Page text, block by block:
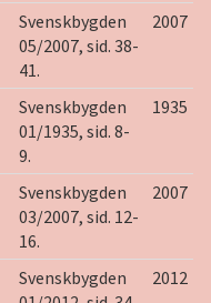
Svenskbygden
05/2007, sid. 38-
41.
2007
Svenskbygden
01/1935, sid. 8-
9.
1935
Svenskbygden
03/2007, sid. 12-
16.
2007
Svenskbygden
2012